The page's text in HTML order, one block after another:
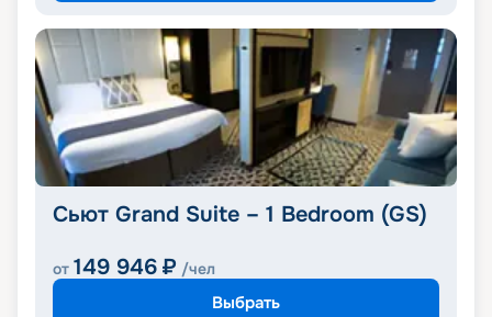
Сьют Grand Suite – 1 Bedroom (GS)
от 149 946 ₽ /чел
Выбрать